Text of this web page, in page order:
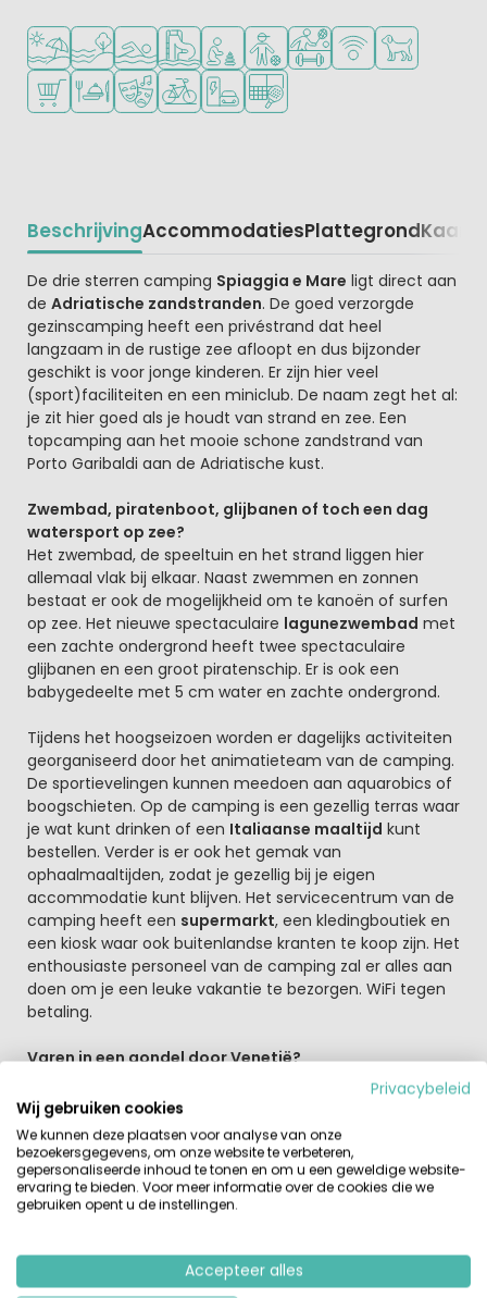
Ligt bij strand en zee
Ligt bij het water
Openlucht zwembad
Zwemparadijs of waterpark
Aanbevolen voor jonge kinderen
Aanbevolen voor tieners
Veel mogelijkheden om
WiFi beschikbaar
Huisdieren
Campingwinkel/Supermarkt
Restaurant of pizzeria
Animatieprogramma
Fietsverhuur
Laadpaal elektrische auto
Padelbaan
BeschrijvingAccommodatiesPlattegrondKaart
Beschrijving
De drie sterren camping Spiaggia e Mare ligt direct aan
de Adriatische zandstranden. De goed verzorgde
gezinscamping heeft een privéstrand dat heel
langzaam in de rustige zee afloopt en dus bijzonder
geschikt is voor jonge kinderen. Er zijn hier veel
(sport)faciliteiten en een miniclub. De naam zegt het al:
je zit hier goed als je houdt van strand en zee. Een
topcamping aan het mooie schone zandstrand van
Porto Garibaldi aan de Adriatische kust.
Zwembad, piratenboot, glijbanen of toch een dag
watersport op zee?
Het zwembad, de speeltuin en het strand liggen hier
allemaal vlak bij elkaar. Naast zwemmen en zonnen
bestaat er ook de mogelijkheid om te kanoën of surfen
op zee. Het nieuwe spectaculaire lagunezwembad met
een zachte ondergrond heeft twee spectaculaire
glijbanen en een groot piratenschip. Er is ook een
babygedeelte met 5 cm water en zachte ondergrond.
Tijdens het hoogseizoen worden er dagelijks activiteiten
georganiseerd door het animatieteam van de camping.
De sportievelingen kunnen meedoen aan aquarobics of
boogschieten. Op de camping is een gezellig terras waar
je wat kunt drinken of een Italiaanse maaltijd kunt
bestellen. Verder is er ook het gemak van
ophaalmaaltijden, zodat je gezellig bij je eigen
accommodatie kunt blijven. Het servicecentrum van de
camping heeft een supermarkt, een kledingboutiek en
een kiosk waar ook buitenlandse kranten te koop zijn. Het
enthousiaste personeel van de camping zal er alles aan
doen om je een leuke vakantie te bezorgen. WiFi tegen
betaling.
Varen in een gondel door Venetië?
Tijdens jouw verblijf op Spiaggia e Mare ga je natuurlijk
ook naar Venetië. Een gondeltocht over de kanalen laat
Venetië vanaf het water zien. Het stadje Porto Garibaldi
is ook zeker een bezoek waard en heeft leuke marktjes
en andere uitgaansgelegenheden. Een bezoek aan San
Marino is ook zeker de moeite waard. San Marino is een
onafhankelijk staatje waar je belastingvrij inkopen kunt
vanuit Porto Garibaldi ook veel uitstapjes maken.
Camping Spiaggia e Mare is centraal gelegen en
Privacybeleid
Wij gebruiken cookies
We kunnen deze plaatsen voor analyse van onze
bezoekersgegevens, om onze website te verbeteren,
gepersonaliseerde inhoud te tonen en om u een geweldige website-
ervaring te bieden. Voor meer informatie over de cookies die we
gebruiken opent u de instellingen.
Accepteer alles